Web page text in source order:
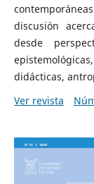
discusión
desde
didácticas,
Ver revista